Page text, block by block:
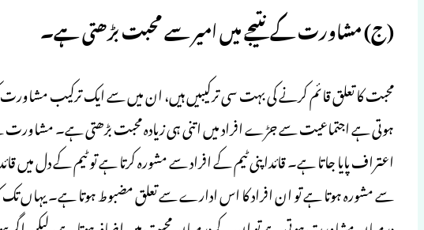
(ج) مشاورت کے نتیجے میں امیر سے محبت بڑھتی ہے۔
محبت کا تعلق قائم کرنے کی بہت سی ترکیبیں ہیں، ان میں سے ایک ترکیب
ہوتی ہے اجتماعیت سے جڑے افراد میں اتنی ہی زیادہ محبت بڑھتی ہے۔ مشاورت
اعتراف پایا جاتا ہے۔ قائداپنی ٹیم کے افراد سے مشورہ کرتا ہے تو ٹیم کے دل
سے مشورہ ہوتا ہے تو ان افراد کا اس ادارے سے تعلق مضبوط ہوتا ہے۔ یہاں تک